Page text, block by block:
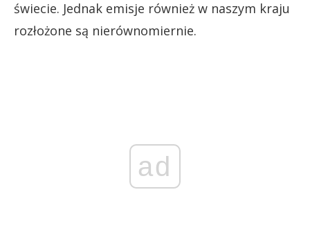
świecie. Jednak emisje również w naszym kraju
rozłożone są nierównomiernie.
ad